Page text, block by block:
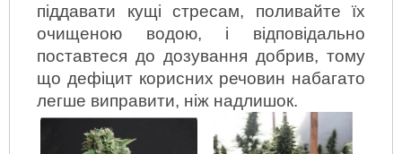
піддавати кущі стресам, поливайте їх
очищеною водою, і відповідально
поставтеся до дозування добрив, тому
що дефіцит корисних речовин набагато
легше виправити, ніж надлишок.